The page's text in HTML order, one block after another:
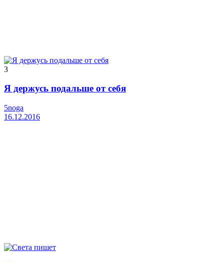
3
Я держусь подальше от себя
5noga
16.12.2016